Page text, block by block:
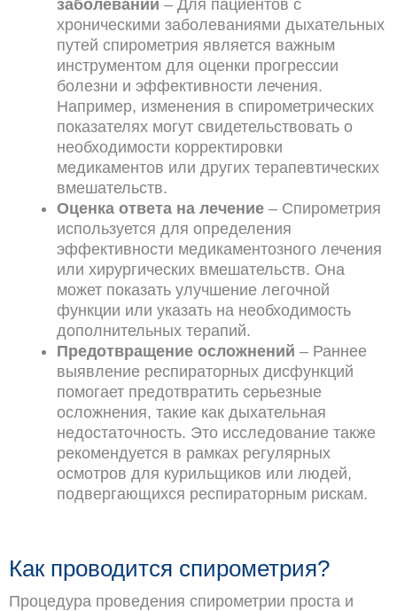
заболеваний – Для пациентов с
хроническими заболеваниями дыхательных
путей спирометрия является важным
инструментом для оценки прогрессии
болезни и эффективности лечения.
Например, изменения в спирометрических
показателях могут свидетельствовать о
необходимости корректировки
медикаментов или других терапевтических
вмешательств.
Оценка ответа на лечение – Спирометрия
используется для определения
эффективности медикаментозного лечения
или хирургических вмешательств. Она
может показать улучшение легочной
функции или указать на необходимость
дополнительных терапий.
Предотвращение осложнений – Раннее
выявление респираторных дисфункций
помогает предотвратить серьезные
осложнения, такие как дыхательная
недостаточность. Это исследование также
рекомендуется в рамках регулярных
осмотров для курильщиков или людей,
подвергающихся респираторным рискам.
Как проводится спирометрия?
Процедура проведения спирометрии проста и